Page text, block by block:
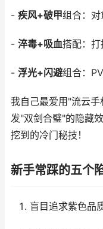
- 疾风+破甲组合：
- 淬毒+吸血搭配：
- 浮光+闪避组合：
我自己最爱用"流云
发"双剑合璧"的隐藏
挖到的冷门秘技！
新手常踩的五个
盲目追求紫色品